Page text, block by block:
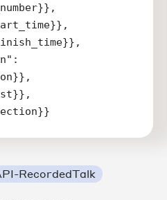
RecordedTalk